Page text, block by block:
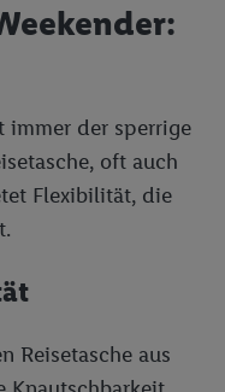
immer der sperrige
oft auch
Flexibilität, die
Reisetasche aus